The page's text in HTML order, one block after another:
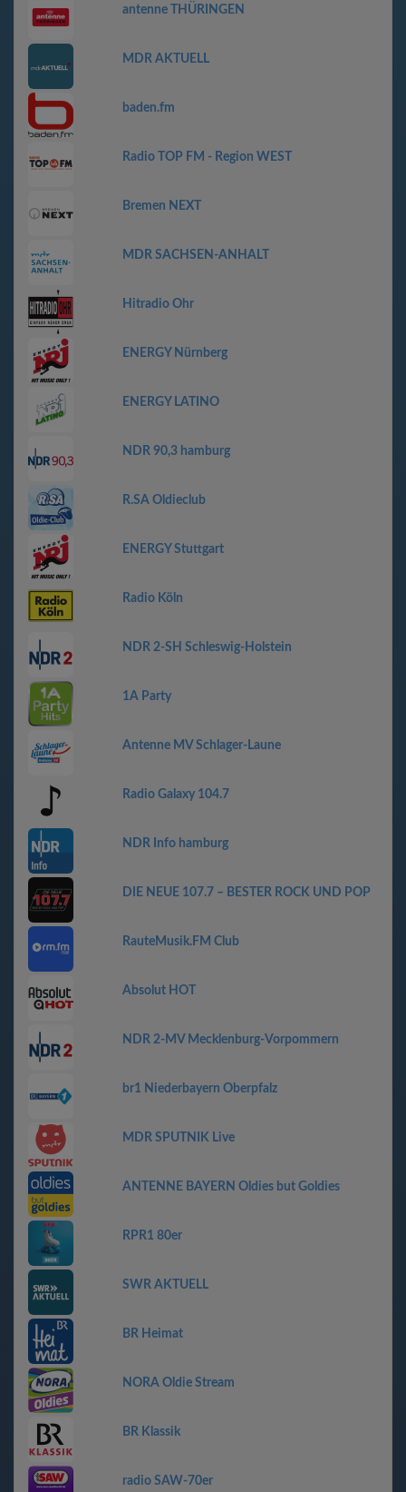
antenne THÜRINGEN
MDR AKTUELL
baden.fm
Radio TOP FM - Region WEST
Bremen NEXT
MDR SACHSEN-ANHALT
Hitradio Ohr
ENERGY Nürnberg
ENERGY LATINO
NDR 90,3 hamburg
R.SA Oldieclub
ENERGY Stuttgart
Radio Köln
NDR 2-SH Schleswig-Holstein
1A Party
Antenne MV Schlager-Laune
Radio Galaxy 104.7
NDR Info hamburg
DIE NEUE 107.7 – BESTER ROCK UND POP
RauteMusik.FM Club
Absolut HOT
NDR 2-MV Mecklenburg-Vorpommern
br1 Niederbayern Oberpfalz
MDR SPUTNIK Live
ANTENNE BAYERN Oldies but Goldies
RPR1 80er
SWR AKTUELL
BR Heimat
NORA Oldie Stream
BR Klassik
radio SAW-70er